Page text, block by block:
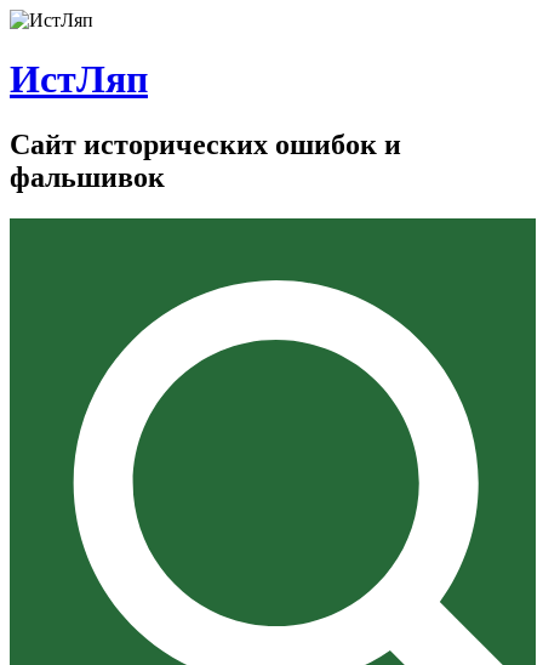
ИстЛяп
Сайт исторических ошибок и
фальшивок